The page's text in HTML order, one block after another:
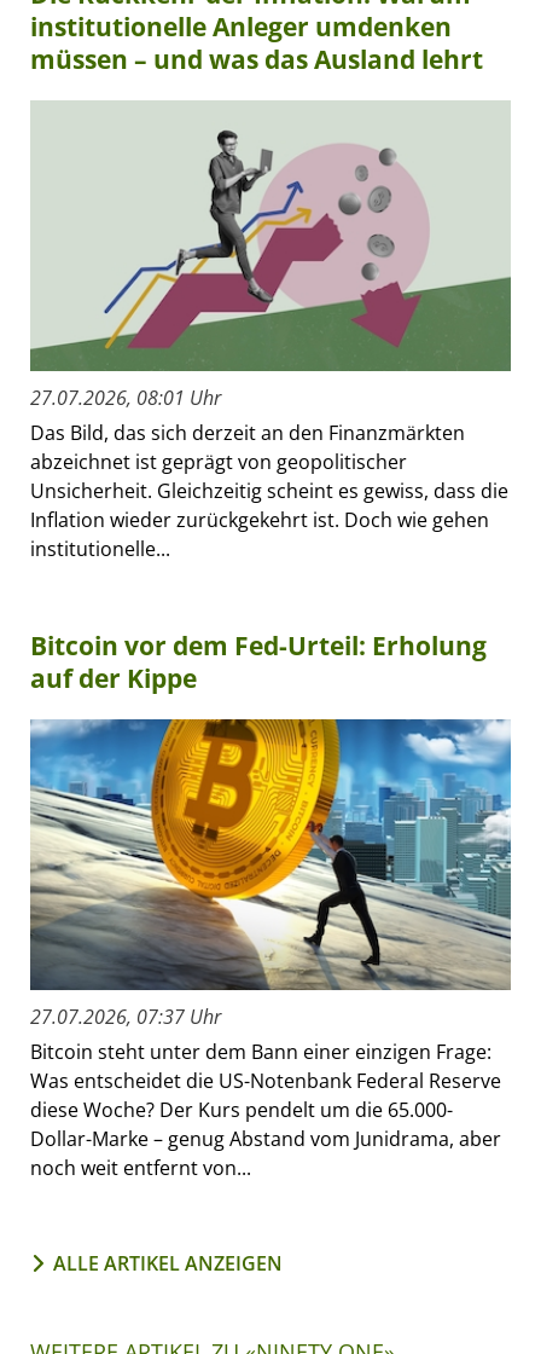
institutionelle Anleger umdenken
müssen – und was das Ausland lehrt
27.07.2026, 08:01 Uhr
Das Bild, das sich derzeit an den Finanzmärkten
abzeichnet ist geprägt von geopolitischer
Unsicherheit. Gleichzeitig scheint es gewiss, dass die
Inflation wieder zurückgekehrt ist. Doch wie gehen
institutionelle...
Bitcoin vor dem Fed-Urteil: Erholung
auf der Kippe
27.07.2026, 07:37 Uhr
Bitcoin steht unter dem Bann einer einzigen Frage:
Was entscheidet die US-Notenbank Federal Reserve
diese Woche? Der Kurs pendelt um die 65.000-
Dollar-Marke – genug Abstand vom Junidrama, aber
noch weit entfernt von...
ALLE ARTIKEL ANZEIGEN